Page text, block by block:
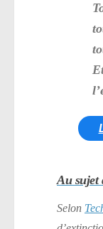
Au sujet
Selon